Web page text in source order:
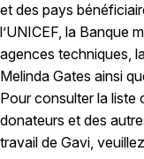
et des pays
l’UNICEF, la Banque
agences techniques,
Melinda Gates ainsi
Pour consulter la liste
donateurs et des
travail de Gavi,